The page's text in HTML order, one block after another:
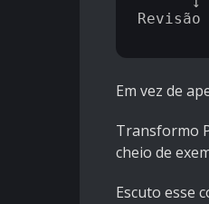
Revisão
Em vez de
Transformo
cheio de
Escuto esse